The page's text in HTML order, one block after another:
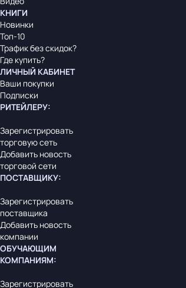
КНИГИ
Новинки
Топ-10
Трафик без скидок?
Где купить?
ЛИЧНЫЙ КАБИНЕТ
Ваши покупки
Подписки
РИТЕЙЛЕРУ:
Зарегистрировать
торговую сеть
Добавить новость
торговой сети
ПОСТАВЩИКУ:
Зарегистрировать
поставщика
Добавить новость
компании
ОБУЧАЮЩИМ
КОМПАНИЯМ:
Зарегистрировать